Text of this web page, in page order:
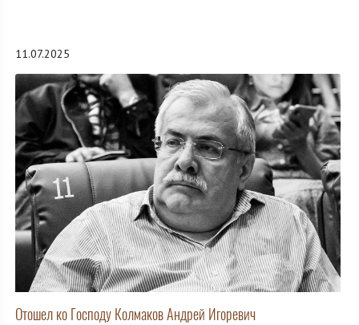
11.07.2025
Отошел ко Господу Колмаков Андрей Игоревич